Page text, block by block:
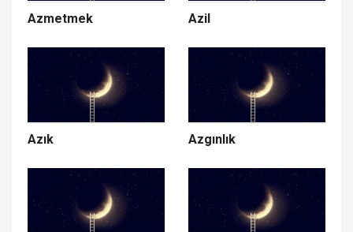
Azmetmek Azil
Azık Azgınlık